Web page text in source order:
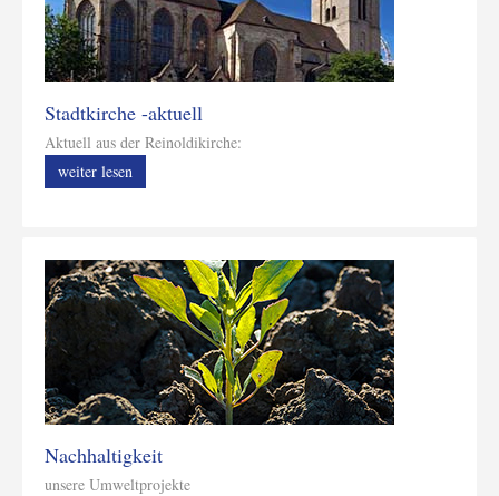
Stadtkirche -aktuell
Aktuell aus der Reinoldikirche:
weiter lesen
Nachhaltigkeit
unsere Umweltprojekte